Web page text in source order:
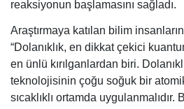
reaksiyonun başlamasını sağladı.
Araştırmaya katılan bilim
“Dolanıklık, en dikkat çekici
en ünlü kırılganlardan biri.
teknolojisinin çoğu soğuk bir
sıcaklıklı ortamda